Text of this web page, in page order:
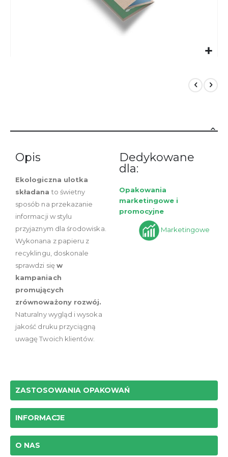
Opis
Ekologiczna ulotka
składana to świetny
sposób na przekazanie
informacji w stylu
przyjaznym dla środowiska.
Wykonana z papieru z
recyklingu, doskonale
sprawdzi sięw
kampaniach
promujących
zrównoważony rozwój.
Naturalny wygląd i wysoka
jakość druku przyciągną
uwagę Twoich klientów.
Dedykowane
dla:
Opakowania
marketingowe i
promocyjne
Marketingowe
ZASTOSOWANIA OPAKOWAŃ
INFORMACJE
O NAS